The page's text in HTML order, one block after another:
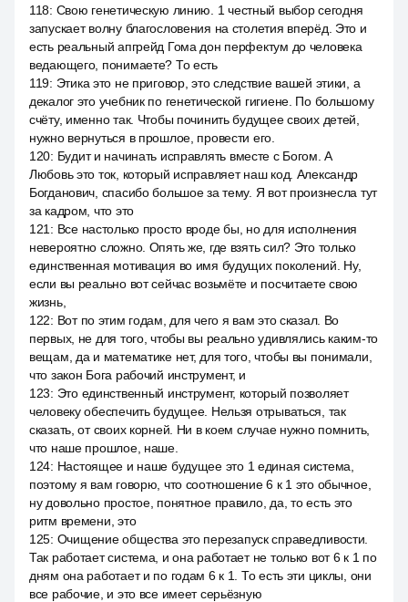
118: Свою генетическую линию. 1 честный выбор сегодня
запускает волну благословения на столетия вперёд. Это и
есть реальный апгрейд Гома дон перфектум до человека
ведающего, понимаете? То есть
119: Этика это не приговор, это следствие вашей этики, а
декалог это учебник по генетической гигиене. По большому
счёту, именно так. Чтобы починить будущее своих детей,
нужно вернуться в прошлое, провести его.
120: Будит и начинать исправлять вместе с Богом. А
Любовь это ток, который исправляет наш код. Александр
Богданович, спасибо большое за тему. Я вот произнесла тут
за кадром, что это
121 : Все настолько просто вроде бы, но для исполнения
невероятно сложно. Опять же, где взять сил? Это только
единственная мотивация во имя будущих поколений. Ну,
если вы реально вот сейчас возьмёте и посчитаете свою
жизнь,
122: Вот по этим годам, для чего я вам это сказал. Во
первых, не для того, чтобы вы реально удивлялись каким-то
вещам, да и математике нет, для того, чтобы вы понимали,
что закон Бога рабочий инструмент, и
123: Это единственный инструмент, который позволяет
человеку обеспечить будущее. Нельзя отрываться, так
сказать, от своих корней. Ни в коем случае нужно помнить,
что наше прошлое, наше.
124: Настоящее и наше будущее это 1 единая система,
поэтому я вам говорю, что соотношение 6 к 1 это обычное,
ну довольно простое, понятное правило, да, то есть это
ритм времени, это
125: Очищение общества это перезапуск справедливости.
Так работает система, и она работает не только вот 6 к 1 по
дням она работает и по годам 6 к 1. То есть эти циклы, они
все рабочие, и это все имеет серьёзную